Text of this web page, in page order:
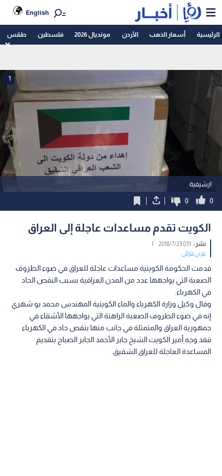
English
الرئيسية أسعار الذهب الأردن مونديال 2026 فلسطين طقس
ارشيفية
1
0
0
الكويت تقدم مساعدات عاجلة إلى العراق
نشر : 0:51 2018/7/23
|
عربي دولي
قدمت الحكومة الكويتية مساعدات عاجلة للعراق في ضوء الظروف
الصعبة التي يواجهها عدد من المدن العراقية بسبب النقص الحاد
في الكهرباء.
وقال وكيل وزارة الكهرباء والماء الكويتية المهندس محمد بو شهري
إنه في ضوء الظروف الصعبة الراهنة التي يواجهها الأشقاء في
جمهورية العراق والمتمثلة في جانب منها بنقص حاد في الكهرباء
فقد وجه أمير الكويت الشيخ جابر الأحمد الجابر الصباح بتقديم
المساعدة العاجلة للعراق الشقيق.